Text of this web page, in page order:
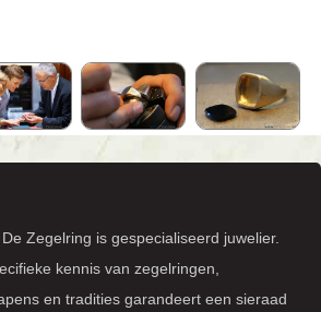
Zegelring is gespecialiseerd juwelier.
kennis van zegelringen,
en tradities garandeert een sieraad